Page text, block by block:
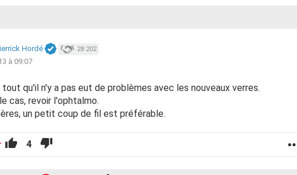
Hordé 28 202
à 09:07
qu'il n'y a pas eut de problèmes avec les nouveaux verres.
cas, revoir l'ophtalmo.
un petit coup de fil est préférable.
4